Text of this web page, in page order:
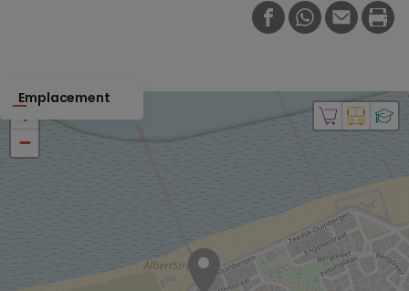
FACEBOOK
WHATSAPP
E-MAIL
Emplacement
+
−